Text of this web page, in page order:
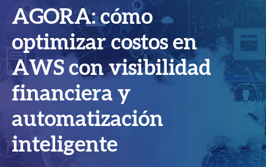
SAP Business One en
la nube: 5 beneficios
para hacer crecer tu
empresa
AGORA: cómo
optimizar costos en
AWS con visibilidad
financiera y
automatización
inteligente
SAP Business
Technology Platform
(BTP): cómo impulsar
la innovación con SAP
S/4HANA